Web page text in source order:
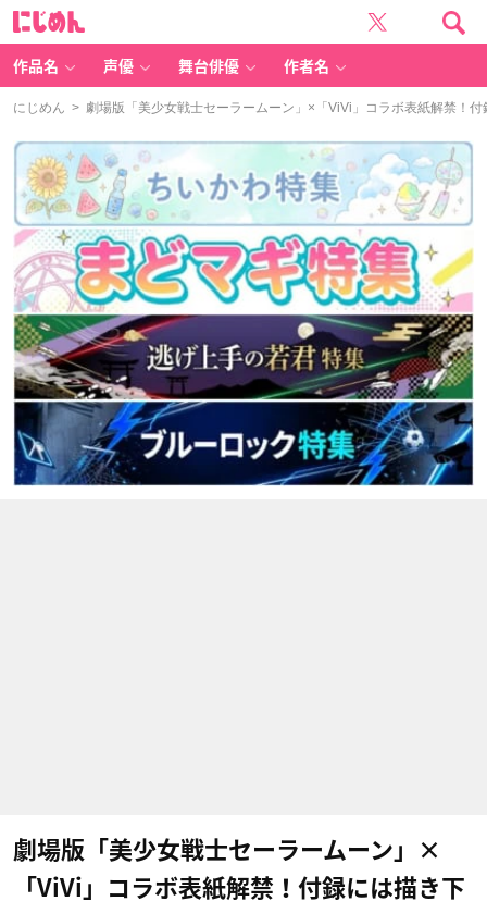
作品名 声優 舞台俳優 作者名
にじめん > 劇場版「美少女戦士セーラームーン」×「ViVi」コラボ表紙解禁！
劇場版「美少女戦士セーラームーン」×
「ViVi」コラボ表紙解禁！付録には描き下